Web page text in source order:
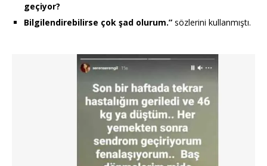
geçiyor?
Bilgilendirebilirse çok şad olurum.” sözlerini kullanmıştı.